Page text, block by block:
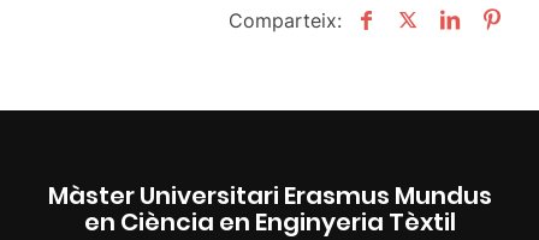
Comparteix:
Màster Universitari Erasmus Mundus
en Ciència en Enginyeria Tèxtil